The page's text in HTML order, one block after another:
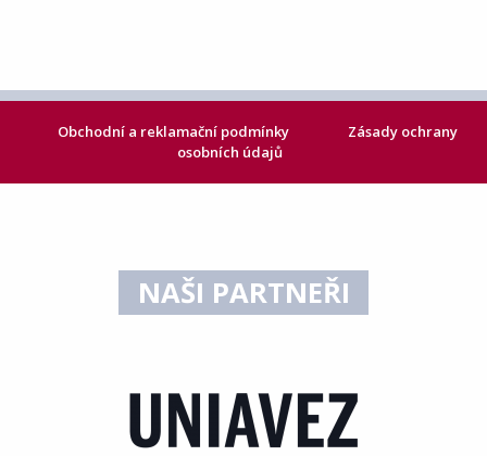
Obchodní a reklamační podmínky
Zásady ochrany
osobních údajů
NAŠI PARTNEŘI